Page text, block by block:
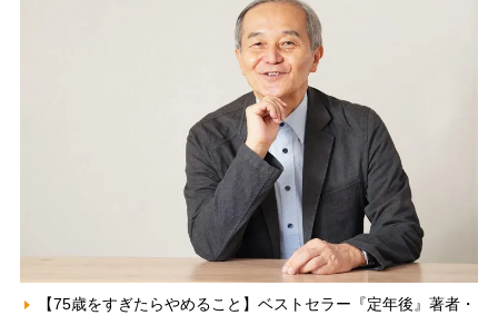
【75歳をすぎたらやめること】ベストセラー『定年後』著者・